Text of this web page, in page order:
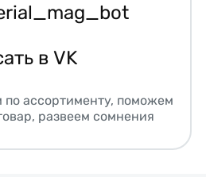
в VK
по ассортименту, поможем
развеем сомнения